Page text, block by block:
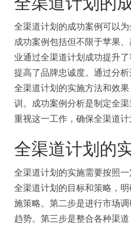
全渠道计划的成功案例可以为
成功案例包括但不限于苹果
业通过全渠道计划成功提升
提高了品牌忠诚度。通过分
全渠道计划的实施方法和效
训。成功案例分析是制定全
重视这一工作，确保全渠道计
全渠道计划的
全渠道计划的实施需要按照
全渠道计划的目标和策略，
施策略。第二步是进行市场
趋势。第三步是整合各种渠